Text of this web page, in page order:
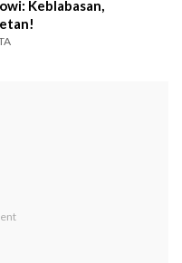
Keblabasan,